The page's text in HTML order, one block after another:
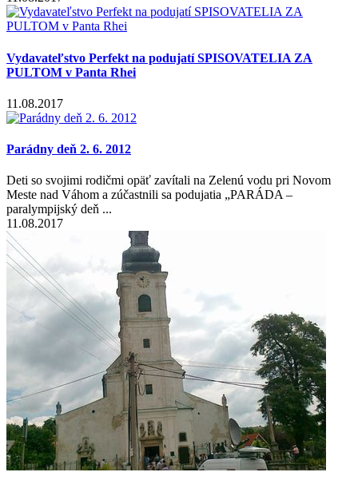
Vydavateľstvo Perfekt na podujatí SPISOVATELIA ZA
PULTOM v Panta Rhei
11.08.2017
Parádny deň 2. 6. 2012
Deti so svojimi rodičmi opäť zavítali na Zelenú vodu pri Novom
Meste nad Váhom a zúčastnili sa podujatia „PARÁDA –
paralympijský deň ...
11.08.2017